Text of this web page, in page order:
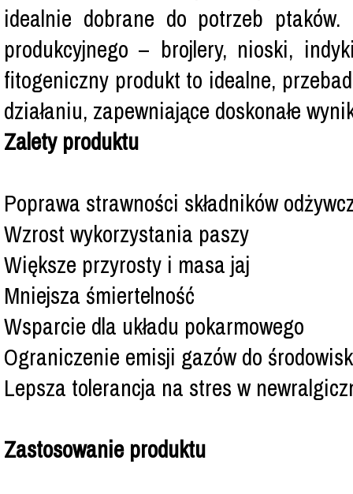
idealnie dobrane do potrzeb
produkcyjnego – brojlery, nioski,
fitogeniczny produkt to idealne,
działaniu, zapewniające doskonałe
Zalety produktu
Poprawa strawności składników
Wzrost wykorzystania paszy
Większe przyrosty i masa jaj
Mniejsza śmiertelność
Wsparcie dla układu pokarmowego
Ograniczenie emisji gazów do
Lepsza tolerancja na stres w
Zastosowanie produktu